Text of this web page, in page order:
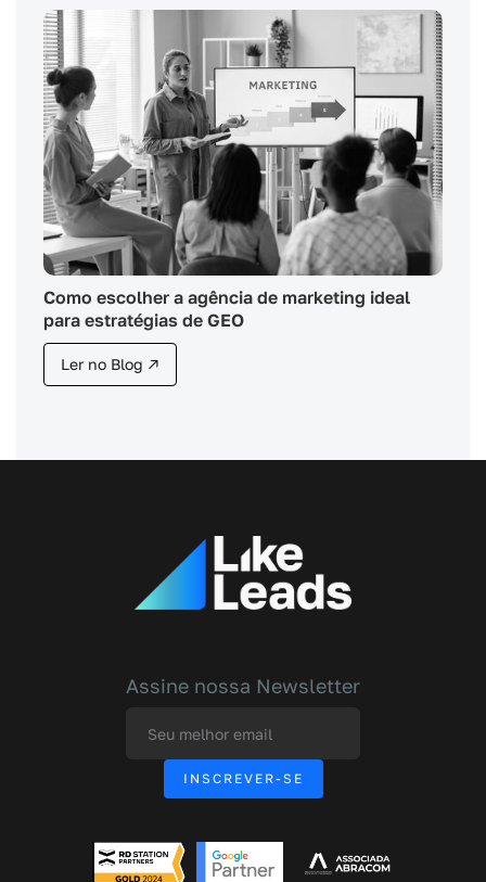
Como escolher a agência de marketing ideal
para estratégias de GEO
Ler no Blog ↗
Assine nossa Newsletter